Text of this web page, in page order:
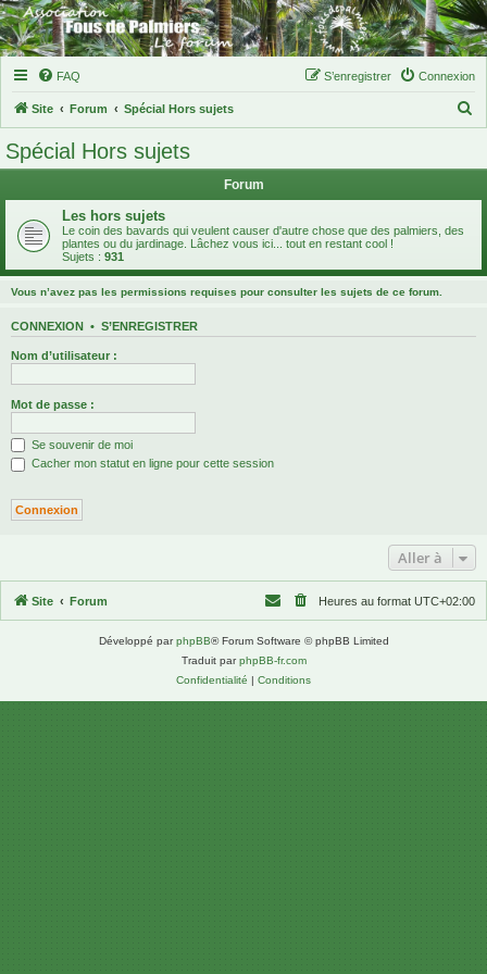
FAQ Connexion
S’enregistrer
Site Forum Spécial Hors sujets
Spécial Hors sujets
Forum
Les hors sujets
Le coin des bavards qui veulent causer d'autre chose que des palmiers, des
plantes ou du jardinage. Lâchez vous ici... tout en restant cool !
Sujets : 931
Vous n’avez pas les permissions requises pour consulter les sujets de ce forum.
CONNEXION • S’ENREGISTRER
Nom d’utilisateur :
Mot de passe :
Se souvenir de moi
Cacher mon statut en ligne pour cette session
Aller à
Site Forum Heures au format UTC+02:00
Développé parphpBB® Forum Software © phpBB Limited
Traduit parphpBB-fr.com
Confidentialité | Conditions